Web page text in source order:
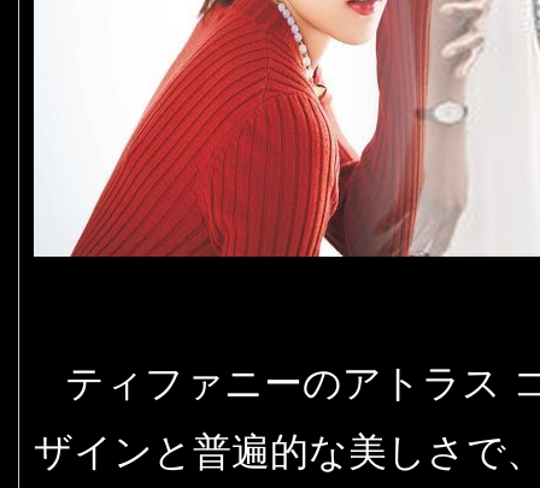
ティファニーのアトラス
ザインと普遍的な美しさで